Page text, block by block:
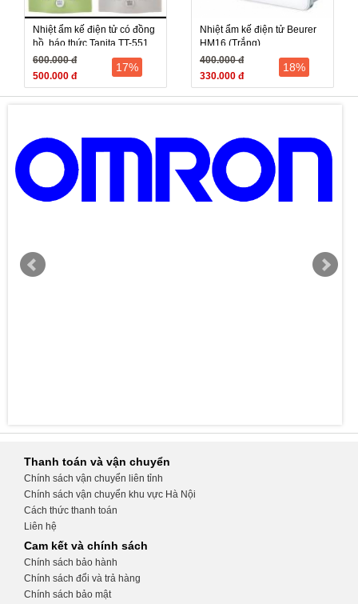
Nhiệt ẩm kế điện tử có đồng
hồ, báo thức Tanita TT-551
600.000 đ
500.000 đ
17%
Nhiệt ẩm kế điện tử Beurer
HM16 (Trắng)
400.000 đ
330.000 đ
18%
Thanh toán và vận chuyển
Chính sách vận chuyển liên tỉnh
Chính sách vận chuyển khu vực Hà Nội
Cách thức thanh toán
Liên hệ
Cam kết và chính sách
Chính sách bảo hành
Chính sách đổi và trả hàng
Chính sách bảo mật